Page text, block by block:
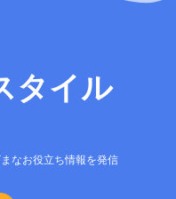
タイル
なお役立ち情報を発信